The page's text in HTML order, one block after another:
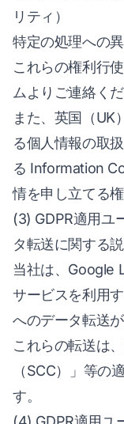
リティ）
特定の処理への
これらの権利行
ムよりご連絡くだ
また、英国（UK
る個人情報の取
る Information
情を申し立てる
(3) GDPR適用ユ
タ転送に関する
当社は、Google
サービスを利用
へのデータ転送
これらの転送は
（SCC）」等の
す。